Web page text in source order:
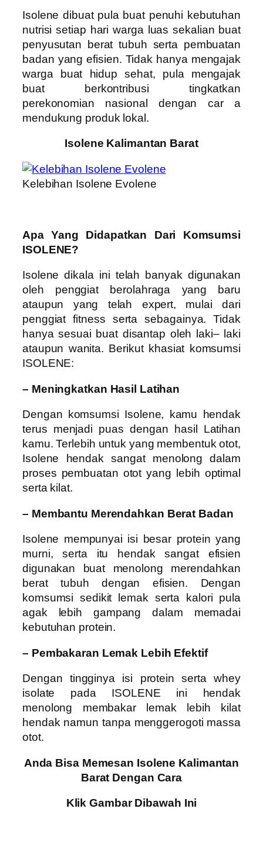
Isolene dibuat pula buat penuhi kebutuhan
nutrisi setiap hari warga luas sekalian buat
penyusutan berat tubuh serta pembuatan
badan yang efisien. Tidak hanya mengajak
warga buat hidup sehat, pula mengajak
buat berkontribusi tingkatkan
perekonomian nasional dengan car a
mendukung produk lokal.
Isolene Kalimantan Barat
Kelebihan Isolene Evolene
Apa Yang Didapatkan Dari Komsumsi
ISOLENE?
Isolene dikala ini telah banyak digunakan
oleh penggiat berolahraga yang baru
ataupun yang telah expert, mulai dari
penggiat fitness serta sebagainya. Tidak
hanya sesuai buat disantap oleh laki– laki
ataupun wanita. Berikut khasiat komsumsi
ISOLENE:
– Meningkatkan Hasil Latihan
Dengan komsumsi Isolene, kamu hendak
terus menjadi puas dengan hasil Latihan
kamu. Terlebih untuk yang membentuk otot,
Isolene hendak sangat menolong dalam
proses pembuatan otot yang lebih optimal
serta kilat.
– Membantu Merendahkan Berat Badan
Isolene mempunyai isi besar protein yang
murni, serta itu hendak sangat efisien
digunakan buat menolong merendahkan
berat tubuh dengan efisien. Dengan
komsumsi sedikit lemak serta kalori pula
agak lebih gampang dalam memadai
kebutuhan protein.
– Pembakaran Lemak Lebih Efektif
Dengan tingginya isi protein serta whey
isolate pada ISOLENE ini hendak
menolong membakar lemak lebih kilat
hendak namun tanpa menggerogoti massa
otot.
Anda Bisa Memesan Isolene Kalimantan
Barat Dengan Cara
Klik Gambar Dibawah Ini